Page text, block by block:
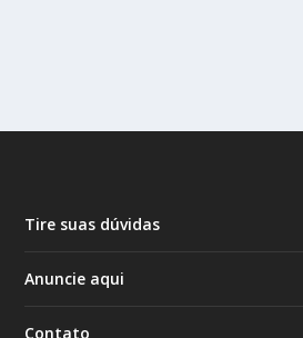
Tire suas dúvidas
Anuncie aqui
Contato